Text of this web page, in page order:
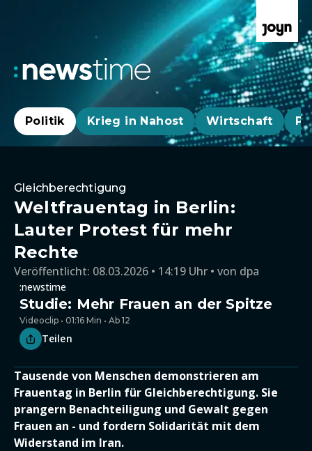
Politik Krieg in Nahost Wirtschaft
Gleichberechtigung
Weltfrauentag in Berlin:
Lauter Protest für mehr
Rechte
Veröffentlicht: 08.03.2026 • 14:19 Uhr von dpa
:newstime
Studie: Mehr Frauen an der Spitze
Videoclip • 01:16 Min • Ab 12
Teilen
Tausende von Menschen demonstrieren am
Frauentag in Berlin für Gleichberechtigung. Sie
prangern Benachteiligung und Gewalt gegen
Frauen an - und fordern Solidarität mit dem
Widerstand im Iran.